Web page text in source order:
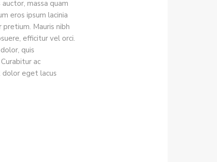
massa quam
eros ipsum lacinia
pretium. Mauris nibh
efficitur vel orci.
quis
ac
dolor eget lacus